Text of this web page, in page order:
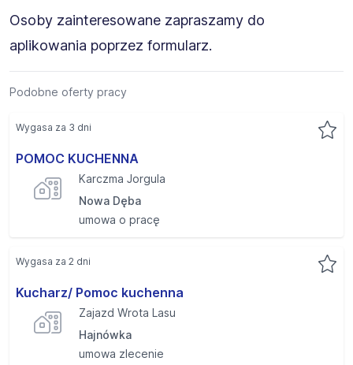
Osoby zainteresowane zapraszamy do
aplikowania poprzez formularz.
Podobne oferty pracy
POMOC KUCHENNA
Karczma Jorgula
Nowa Dęba
umowa o pracę
Wygasa za 3 dni
Kucharz/ Pomoc kuchenna
Zajazd Wrota Lasu
Hajnówka
umowa zlecenie
Wygasa za 2 dni